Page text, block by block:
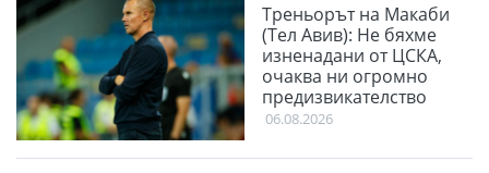
Треньорът на Макаби
(Тел Авив): Не бяхме
изненадани от ЦСКА,
очаква ни огромно
предизвикателство
06.08.2026